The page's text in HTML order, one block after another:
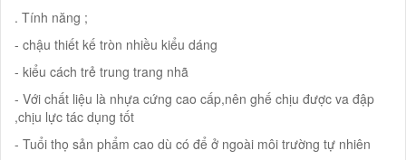
. Tính năng ;
- chậu thiết kế tròn nhiều kiểu dáng
- kiểu cách trẻ trung trang nhã
- Với chất liệu là nhựa cứng cao cấp,nên ghế chịu được va đập
,chịu lực tác dụng tốt
- Tuổi thọ sản phẩm cao dù có để ở ngoài môi trường tự nhiên